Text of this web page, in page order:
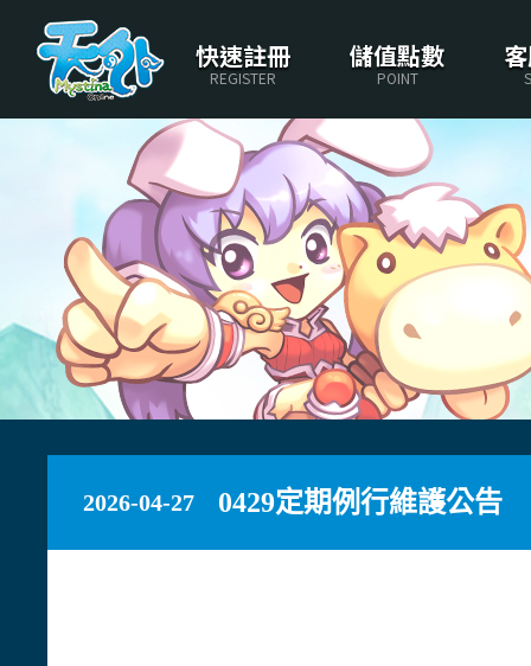
快速註冊
REGISTER
儲值點數
POINT
2026-04-27 0429定期例行維護公告